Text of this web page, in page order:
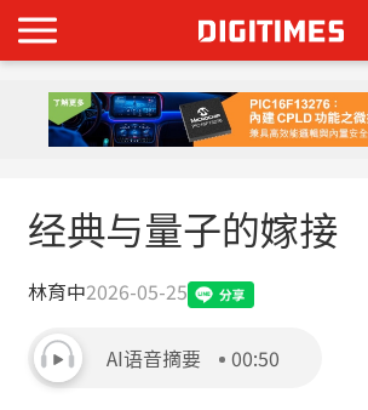
经典与量子的嫁接
林育中2026-05-25
AI语音摘要 00:50